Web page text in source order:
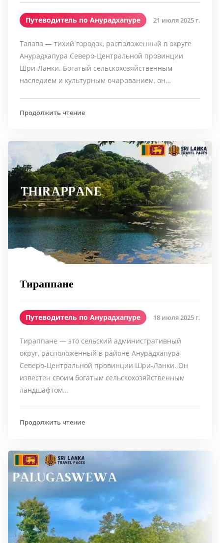
Путеводитель по Анурадхапуре 21 июля 2025 г.
Талава — тихий городок, расположенный в округе
Анурадхапура Северо-Центральной провинции
Шри-Ланки. Богатый сельскохозяйственным
наследием и культурным очарованием, он…
Продолжить чтение
Тираппане
Путеводитель по Анурадхапуре 18 июля 2025 г.
Тираппане — это сельский административный
округ, расположенный в районе Анурадхапура
Северо-Центральной провинции Шри-Ланки. Он
известен своим богатым сельскохозяйственным
ландшафтом…
Продолжить чтение